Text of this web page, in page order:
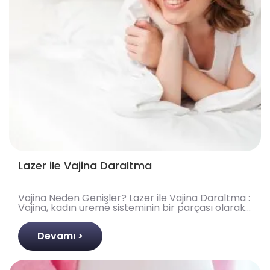
Lazer ile Vajina Daraltma
Vajina Neden Genişler? Lazer ile Vajina Daraltma :
Vajina, kadın üreme sisteminin bir parçası olarak,
esnek kas ve bağ dokusundan oluşan, cinsel iliş..
Devamı >